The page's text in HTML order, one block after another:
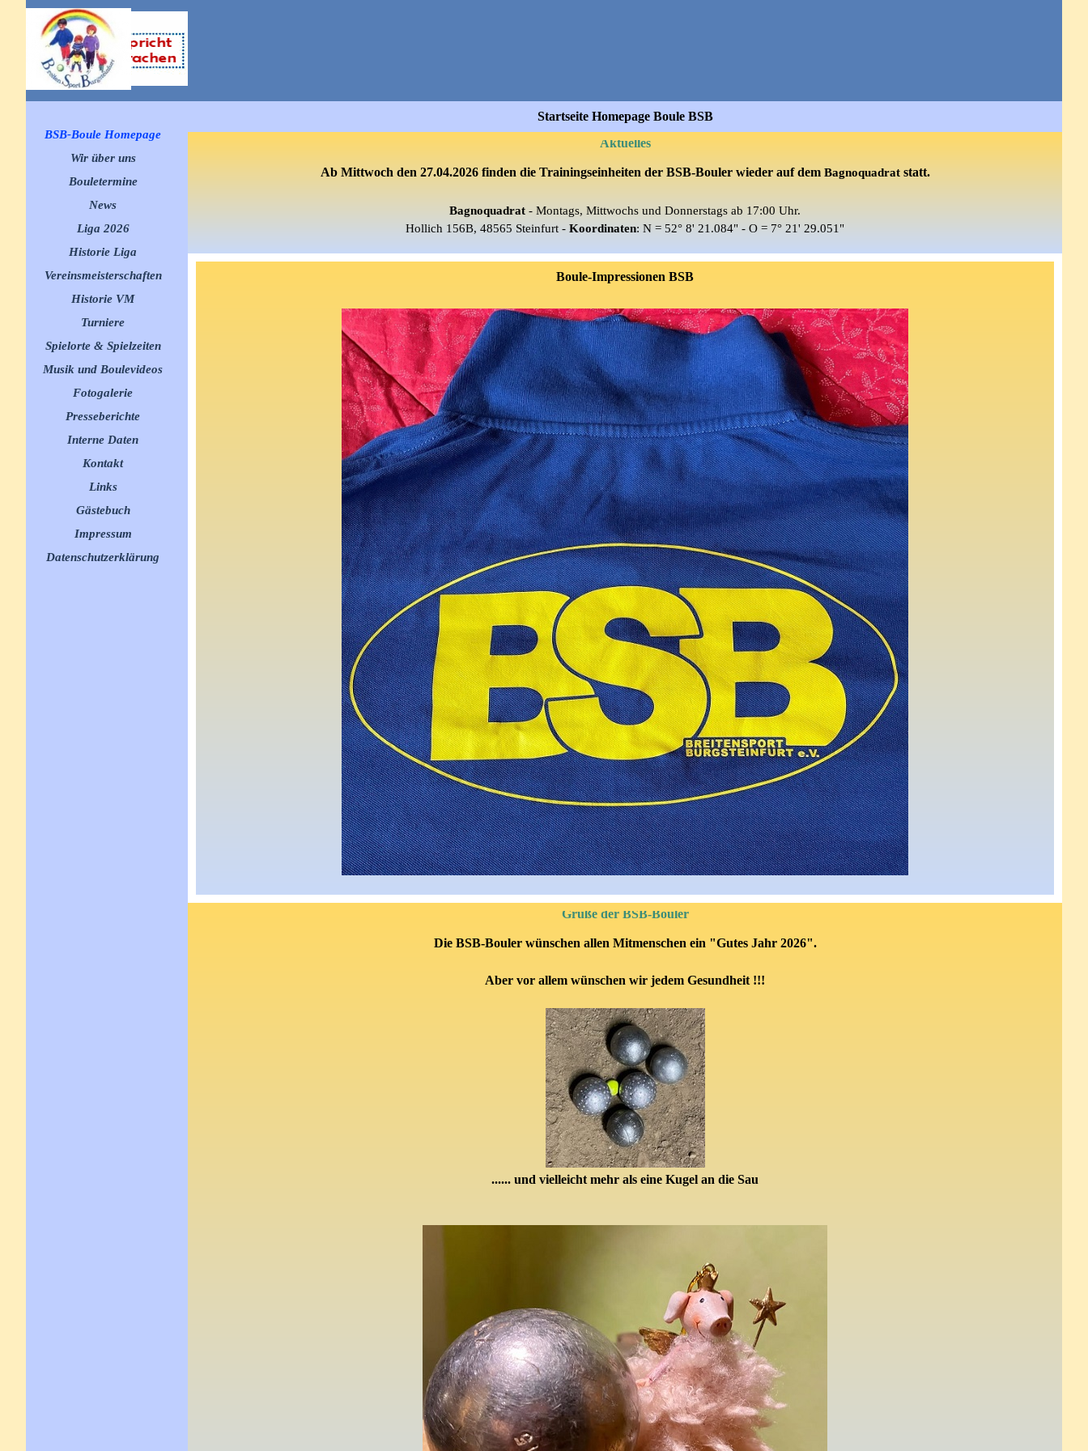
Direkt zum Seiteninhalt
Menü überspringen
BSB-Boule Homepage
Wir über uns
Bouletermine
News
Liga 2026
Historie Liga
▼
Vereinsmeisterschaften
Historie VM
Turniere
Spielorte & Spielzeiten
Musik und Boulevideos
Fotogalerie
Presseberichte
Interne Daten
Kontakt
Links
Gästebuch
Impressum
Datenschutzerklärung
Startseite Homepage Boule BSB
Aktuelles
Ab Mittwoch den 27.04.2026 finden die Trainingseinheiten der BSB-Bouler wiederauf dem Bagnoquadratstatt.
Bagnoquadrat - Montags, Mittwochs und Donnerstags ab 17:00 Uhr.
Hollich 156B, 48565 Steinfurt - Koordinaten: N = 52° 8' 21.084" - O = 7° 21' 29.051"
Boule-Impressionen BSB
Grüße der BSB-Bouler
Die BSB-Bouler wünschen allen Mitmenschen ein "Gutes Jahr 2026".
Aber vor allem wünschen wir jedem Gesundheit !!!
...... und vielleicht mehr als eine Kugel an die Sau